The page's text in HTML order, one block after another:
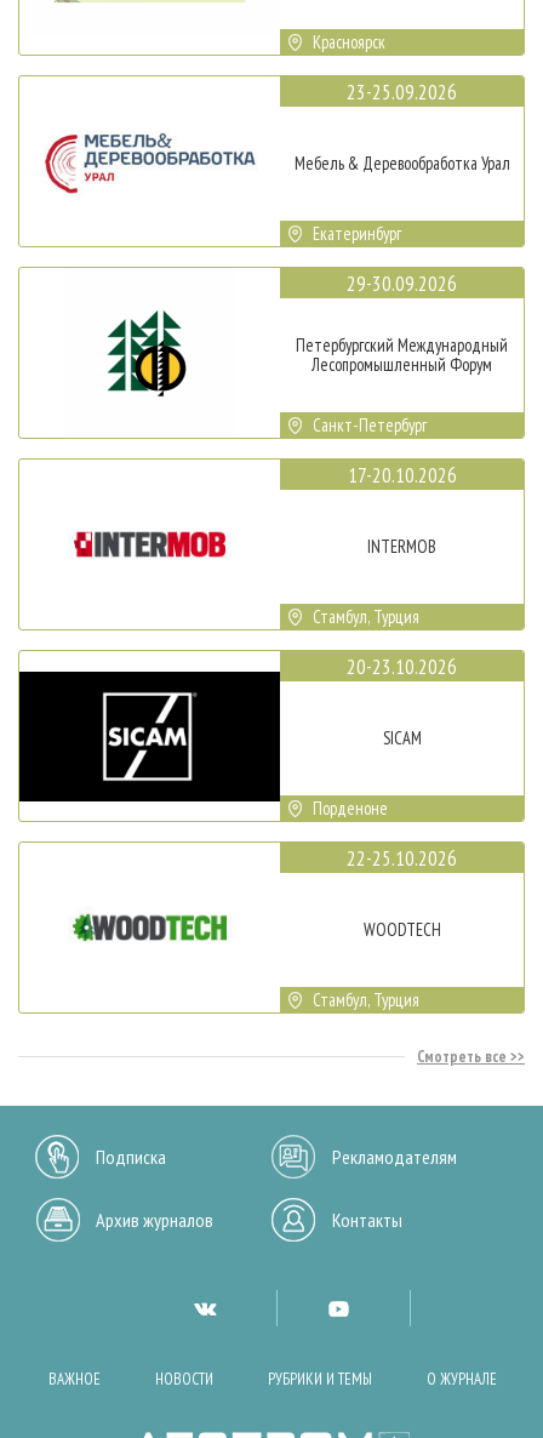
Красноярск
23-25.09.2026
Мебель & Деревообработка Урал
Екатеринбург
29-30.09.2026
Петербургский Международный
Лесопромышленный Форум
Санкт-Петербург
17-20.10.2026
INTERMOB
Стамбул, Турция
20-23.10.2026
SICAM
Порденоне
22-25.10.2026
WOODTECH
Стамбул, Турция
Смотреть все
Подписка Рекламодателям
Архив журналов Контакты
ВАЖНОЕ НОВОСТИ РУБРИКИ И ТЕМЫ О ЖУРНАЛЕ